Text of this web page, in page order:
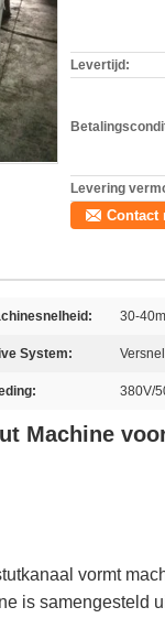
Levertijd:
Levering
Contact
30-
System:
380V/
Machine
vormt
is samengesteld